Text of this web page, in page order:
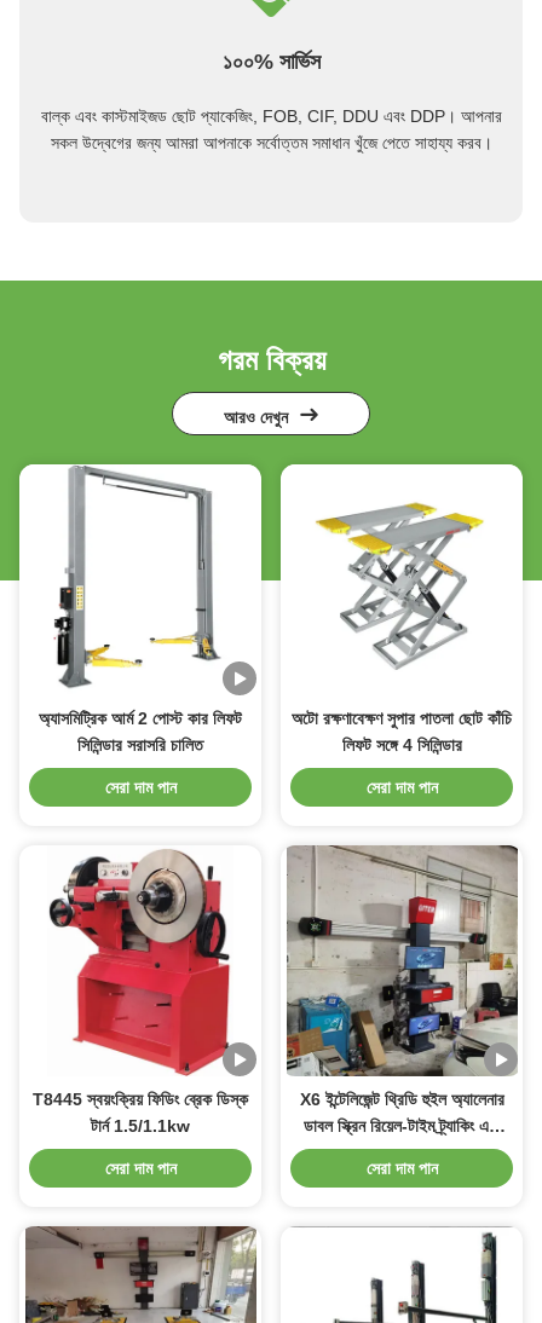
১০০% সার্ভিস
বাল্ক এবং কাস্টমাইজড ছোট প্যাকেজিং, FOB, CIF, DDU এবং DDP। আপনার
সকল উদ্বেগের জন্য আমরা আপনাকে সর্বোত্তম সমাধান খুঁজে পেতে সাহায্য করব।
গরম বিক্রয়
আরও দেখুন
অ্যাসমিট্রিক আর্ম 2 পোস্ট কার লিফট
সিলিন্ডার সরাসরি চালিত
সেরা দাম পান
অটো রক্ষণাবেক্ষণ সুপার পাতলা ছোট কাঁচি
লিফট সঙ্গে 4 সিলিন্ডার
সেরা দাম পান
T8445 স্বয়ংক্রিয় ফিডিং ব্রেক ডিস্ক
টার্ন 1.5/1.1kw
সেরা দাম পান
X6 ইন্টেলিজেন্ট থ্রিডি হুইল অ্যালেনার
ডাবল স্ক্রিন রিয়েল-টাইম ট্র্যাকিং এবং
নিখুঁত সমন্বয় জন্য উচ্চ-নির্ভুলতা 3D
ইমেজিং
সেরা দাম পান